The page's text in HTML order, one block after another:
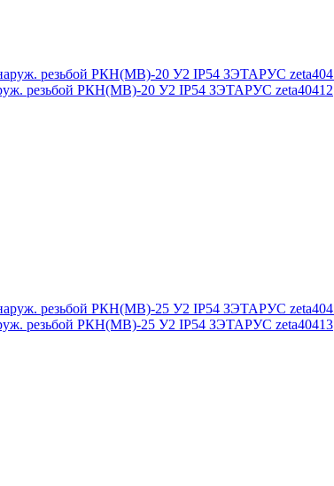
резьбой РКН(МВ)-20 У2 IP54 ЗЭТАРУС zeta40412
резьбой РКН(МВ)-25 У2 IP54 ЗЭТАРУС zeta40413